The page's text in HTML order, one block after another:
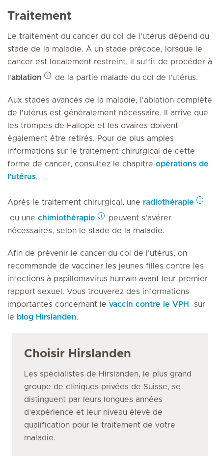
Traitement
Le traitement du cancer du col de l'utérus dépend du
stade de la maladie. À un stade précoce, lorsque le
cancer est localement restreint, il suffit de procéder à
l'ablation de la partie malade du col de l'utérus.
Aux stades avancés de la maladie, l'ablation complète
de l'utérus est généralement nécessaire. Il arrive que
les trompes de Fallope et les ovaires doivent
également être retirés. Pour de plus amples
informations sur le traitement chirurgical de cette
forme de cancer, consultez le chapitre opérations de
l'utérus.
Après le traitement chirurgical, une radiothérapie
ou une chimiothérapie
peuvent s'avérer
nécessaires, selon le stade de la maladie.
Afin de prévenir le cancer du col de l'utérus, on
recommande de vacciner les jeunes filles contre les
infections à papillomavirus humain avant leur premier
rapport sexuel. Vous trouverez des informations
importantes concernant le vaccin contre le VPH
sur
le blog Hirslanden.
Choisir Hirslanden
Les spécialistes de Hirslanden, le plus grand
groupe de cliniques privées de Suisse, se
distinguent par leurs longues années
d’expérience et leur niveau élevé de
qualification pour le traitement de votre
maladie.